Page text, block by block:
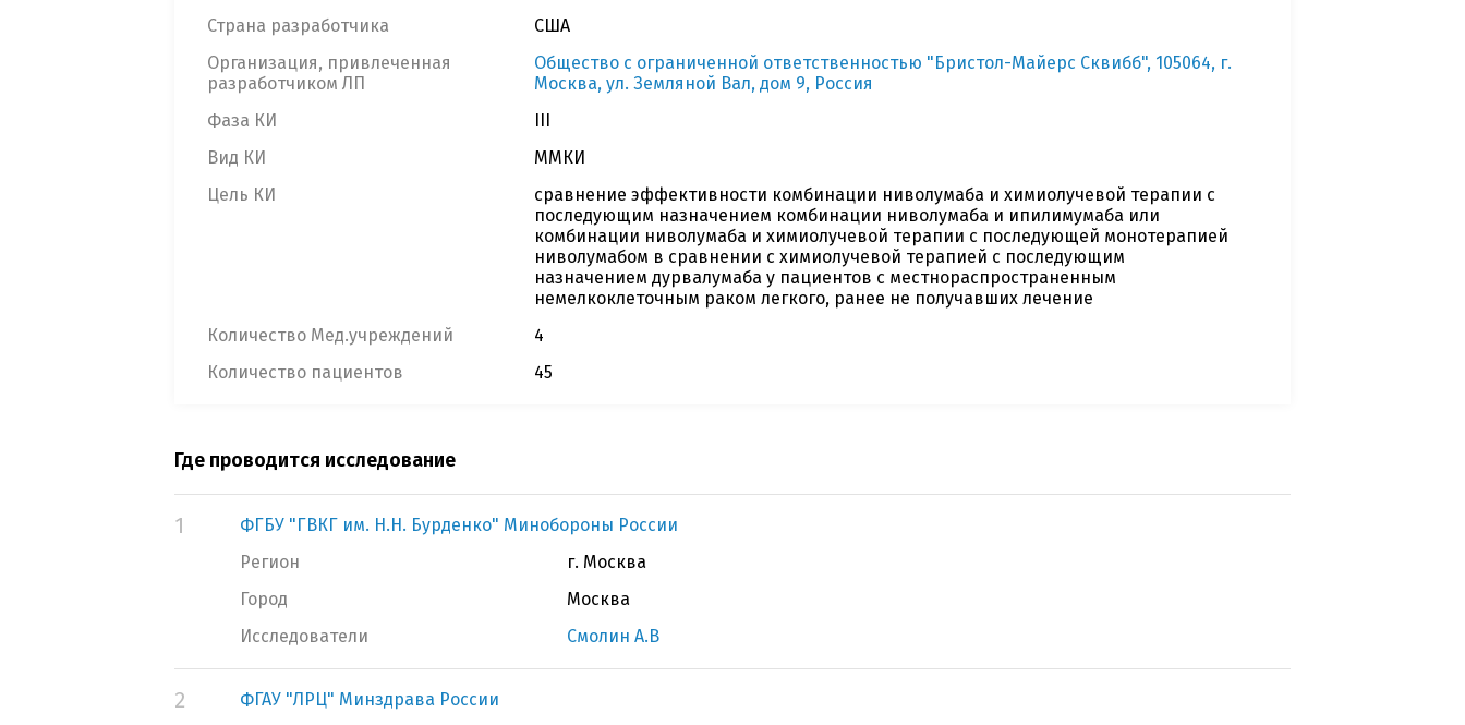
Страна разработчика
США
Организация, привлеченная
разработчиком ЛП
Общество с ограниченной ответственностью "Бристол-Майерс Сквибб", 105064, г.
Москва, ул. Земляной Вал, дом 9, Россия
Фаза КИ
III
Вид КИ
ММКИ
Цель КИ
сравнение эффективности комбинации ниволумаба и химиолучевой терапии с
последующим назначением комбинации ниволумаба и ипилимумаба или
комбинации ниволумаба и химиолучевой терапии с последующей монотерапией
ниволумабом в сравнении с химиолучевой терапией с последующим
назначением дурвалумаба у пациентов с местнораспространенным
немелкоклеточным раком легкого, ранее не получавших лечение
Количество Мед.учреждений
4
Количество пациентов
45
Где проводится исследование
1
ФГБУ "ГВКГ им. Н.Н. Бурденко" Минобороны России
Регион
г. Москва
Город
Москва
Исследователи
Смолин А.В
2
ФГАУ "ЛРЦ" Минздрава России